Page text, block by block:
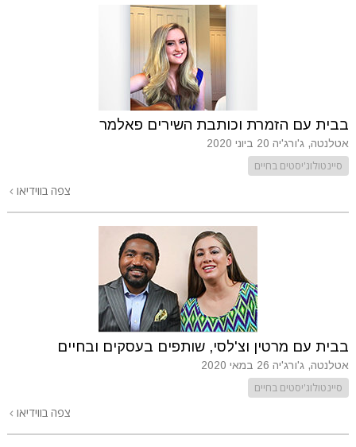
בבית עם הזמרת וכותבת השירים פאלמר
אטלנטה, ג'ורג'יה 20 ביוני 2020
סיינטולוג'יסטים בחיים
צפה בווידיאו
בבית עם מרטין וצ'לסי, שותפים בעסקים ובחיים
אטלנטה, ג'ורג'יה 26 במאי 2020
סיינטולוג'יסטים בחיים
צפה בווידיאו